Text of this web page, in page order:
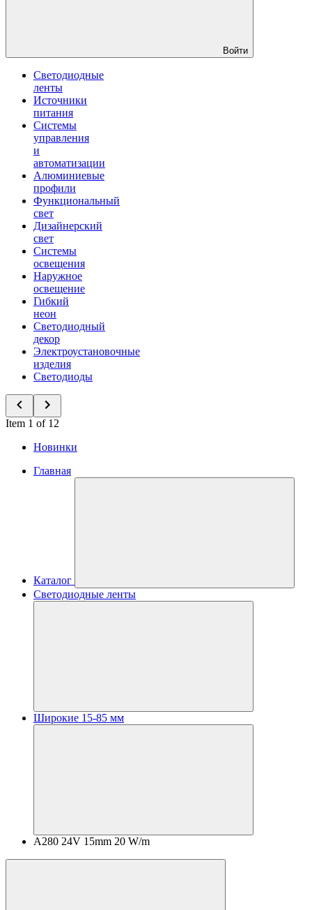
Войти
Светодиодные
ленты
Источники
питания
Системы
управления
и
автоматизации
Алюминиевые
профили
Функциональный
свет
Дизайнерский
свет
Системы
освещения
Наружное
освещение
Гибкий
неон
Светодиодный
декор
Электроустановочные
изделия
Светодиоды
Item 1 of 12
Новинки
Главная
Каталог
Светодиодные ленты
Широкие 15-85 мм
A280 24V 15mm 20 W/m